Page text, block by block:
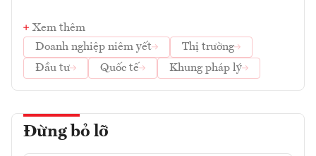
Xem thêm
Doanh nghiệp niêm yết
Thị trường
Đầu tư
Quốc tế Khung pháp lý
Đừng bỏ lỡ